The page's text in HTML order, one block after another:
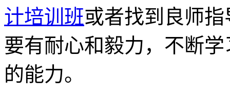
计培训班或者找到良师
要有耐心和毅力，不断
的能力。